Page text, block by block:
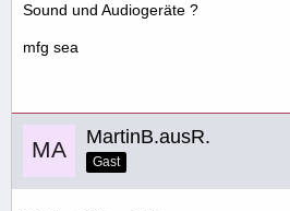
Sound und Audiogeräte ?
mfg sea
MartinB.ausR.
Gast